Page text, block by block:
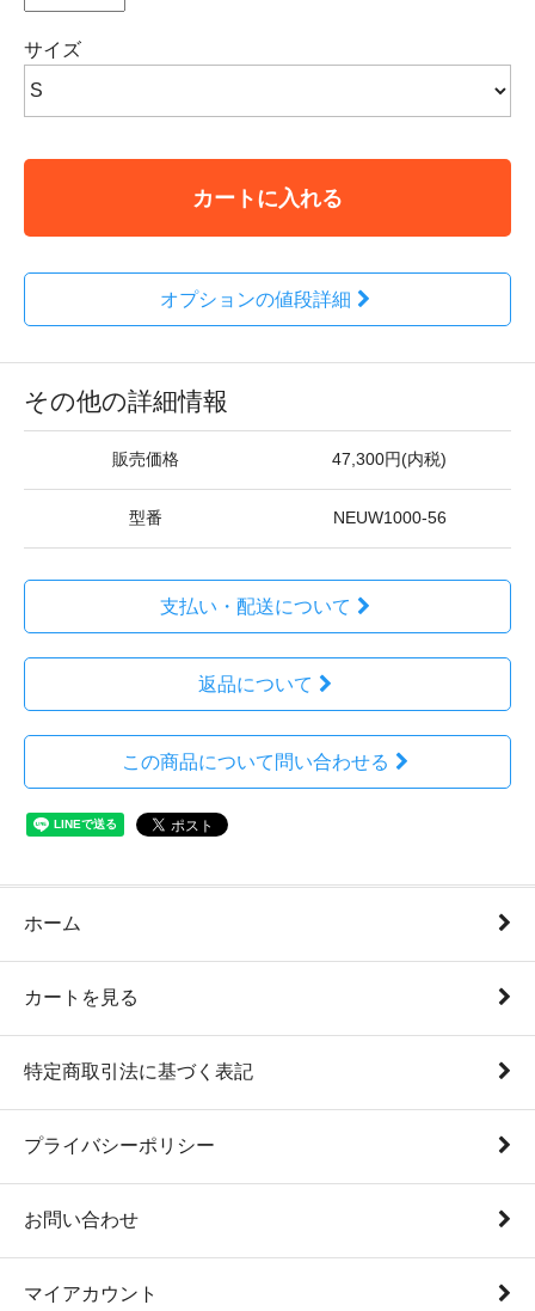
サイズ
カートに入れる
オプションの値段詳細
その他の詳細情報
販売価格 47,300円(内税)
型番 NEUW1000-56
支払い・配送について
返品について
この商品について問い合わせる
ホーム
カートを見る
特定商取引法に基づく表記
プライバシーポリシー
お問い合わせ
マイアカウント